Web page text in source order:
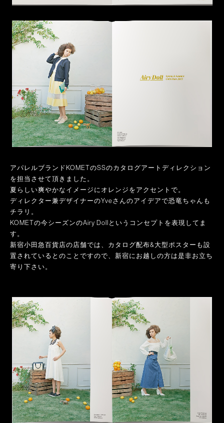
アパレルブランドKOMETのSSのカタログアートディレクション
を担当させて頂きました。
夏らしい爽やかなイメージにオレンジをアクセントで。
ディレクター兼デザイナーのYveさんのアイデアで恐竜ちゃんも
チラリ。
KOMETの今シーズンのAiry Dollというコンセプトを表現してま
す。
新宿小田急百貨店の店舗では、カタログ配布&大型ポスターも設
置されているとのことですので、新宿にお越しの方は是非お立ち
寄り下さい。